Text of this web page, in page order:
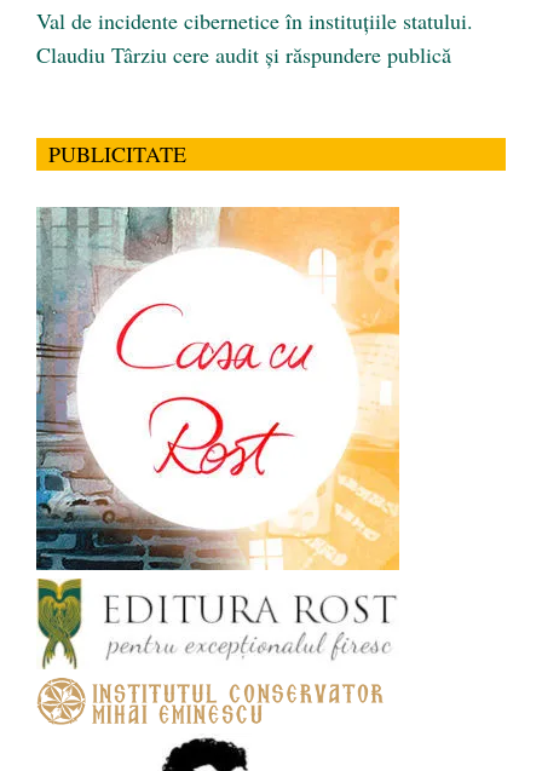
Val de incidente cibernetice în instituțiile statului.
Claudiu Târziu cere audit și răspundere publică
PUBLICITATE